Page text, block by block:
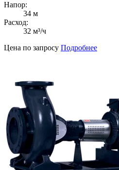
Напор:
34 м
Расход:
32 м³/ч
Цена по запросу Подробнее